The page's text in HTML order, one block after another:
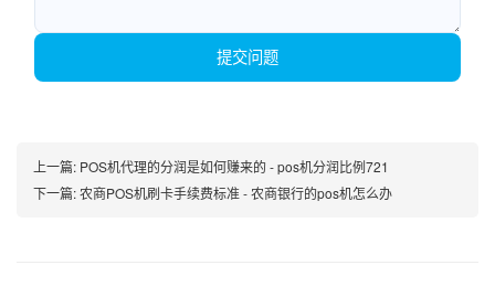
提交问题
上一篇: POS机代理的分润是如何赚来的 - pos机分润比例721
下一篇:农商POS机刷卡手续费标准 - 农商银行的pos机怎么办